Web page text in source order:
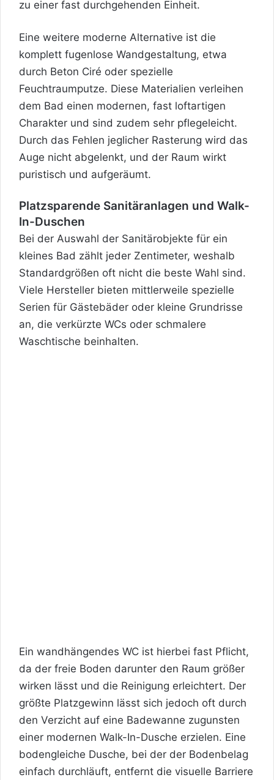
zu einer fast durchgehenden Einheit.
Eine weitere moderne Alternative ist die
komplett fugenlose Wandgestaltung, etwa
durch Beton Ciré oder spezielle
Feuchtraumputze. Diese Materialien verleihen
dem Bad einen modernen, fast loftartigen
Charakter und sind zudem sehr pflegeleicht.
Durch das Fehlen jeglicher Rasterung wird das
Auge nicht abgelenkt, und der Raum wirkt
puristisch und aufgeräumt.
Platzsparende Sanitäranlagen und Walk-
In-Duschen
Bei der Auswahl der Sanitärobjekte für ein
kleines Bad zählt jeder Zentimeter, weshalb
Standardgrößen oft nicht die beste Wahl sind.
Viele Hersteller bieten mittlerweile spezielle
Serien für Gästebäder oder kleine Grundrisse
an, die verkürzte WCs oder schmalere
Waschtische beinhalten.
Ein wandhängendes WC ist hierbei fast Pflicht,
da der freie Boden darunter den Raum größer
wirken lässt und die Reinigung erleichtert. Der
größte Platzgewinn lässt sich jedoch oft durch
den Verzicht auf eine Badewanne zugunsten
einer modernen Walk-In-Dusche erzielen. Eine
bodengleiche Dusche, bei der der Bodenbelag
einfach durchläuft, entfernt die visuelle Barriere